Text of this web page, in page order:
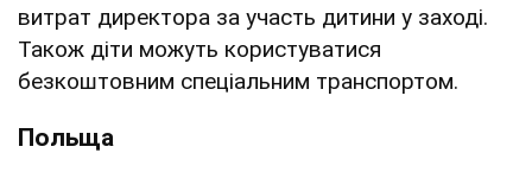
витрат директора за участь дитини у заході.
Також діти можуть користуватися
безкоштовним спеціальним транспортом.
Польща